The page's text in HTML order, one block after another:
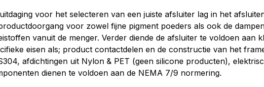
voor het selecteren van een juiste afsluiter lag in het
voor zowel fijne pigment poeders als ook de
vanuit de menger. Verder diende de afsluiter te voldoen aan
eisen als; product contactdelen en de constructie van het
afdichtingen uit Nylon & PET (geen silicone producten),
dienen te voldoen aan de NEMA 7/9 normering.